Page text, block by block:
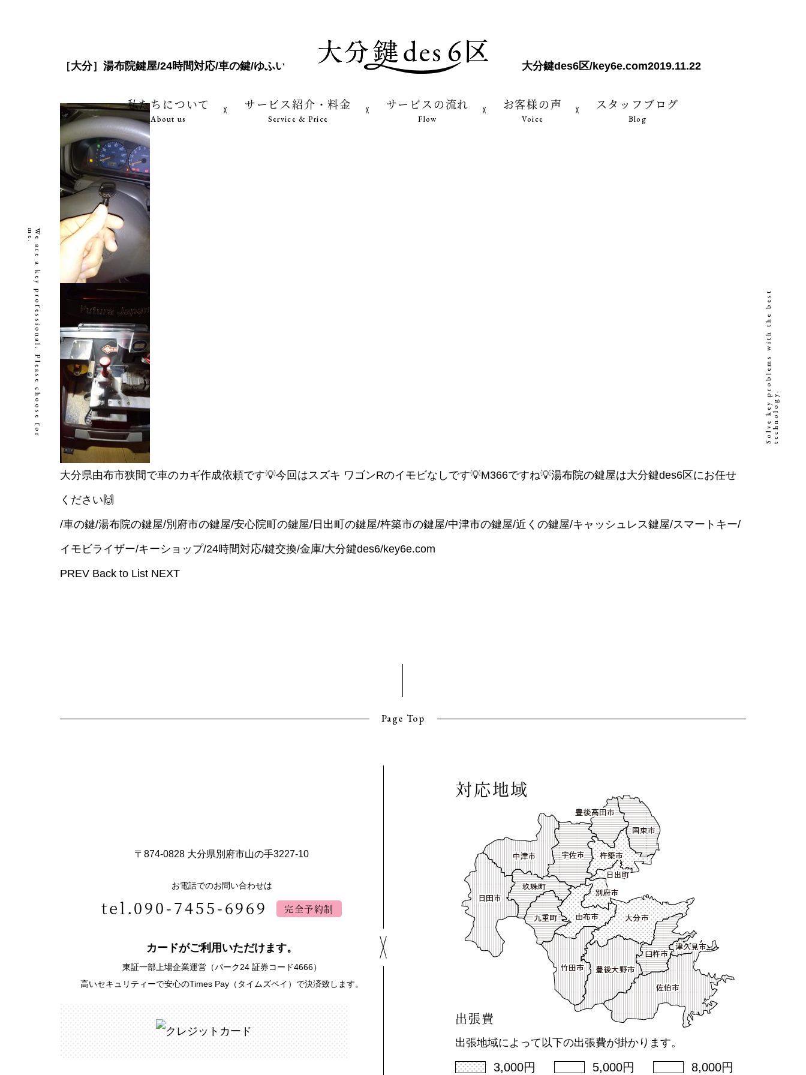
私たちについて
About us
サービス紹介・料金
Service & Price
サービスの流れ
Flow
お客様の声
Voice
スタッフブログ
Blog
W
e
a
r
e
a
k
e
y
p
r
o
f
e
s
s
i
o
n
a
l
.
P
l
e
a
s
e
c
h
o
o
s
e
f
o
r
m
e
.
S
o
l
v
e
k
e
y
p
r
o
b
l
e
m
s
w
i
t
h
t
h
e
b
e
s
t
t
e
c
h
n
o
l
o
g
y.
［大分］湯布院鍵屋/24時間対応/車の鍵/ゆふいんかぎや/キャッシュレス鍵屋/湯布院の鍵屋さん/大分鍵des6区/key6e.com2019.11.22
大分県由布市狭間で車のカギ作成依頼です💡今回はスズキ ワゴンRのイモビなしです💡M366ですね💡湯布院の鍵屋は大分鍵des6区にお任せ
ください🙌
/車の鍵/湯布院の鍵屋/別府市の鍵屋/安心院町の鍵屋/日出町の鍵屋/杵築市の鍵屋/中津市の鍵屋/近くの鍵屋/キャッシュレス鍵屋/スマートキー/
イモビライザー/キーショップ/24時間対応/鍵交換/金庫/大分鍵des6/key6e.com
PREV Back to List NEXT
Page Top
〒874-0828 大分県別府市山の手3227-10
お電話でのお問い合わせは
tel.090-7455-6969 完全予約制
カードがご利用いただけます。
東証一部上場企業運営（パーク24 証券コード4666）
高いセキュリティーで安心のTimes Pay（タイムズペイ）で決済致します。
対応地域
出張費
出張地域によって以下の出張費が掛かります。
3,000円 5,000円 8,000円